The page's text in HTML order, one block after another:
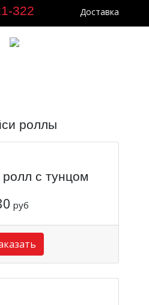
322 Доставка
роллы
с тунцом
руб